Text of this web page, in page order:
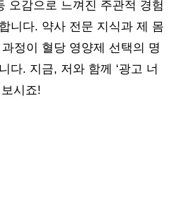
오감으로 느껴진 주관적 경험
니다. 약사 전문 지식과 제 몸
정이 혈당 영양제 선택의 명
다. 지금, 저와 함께 ‘광고 너
시죠!